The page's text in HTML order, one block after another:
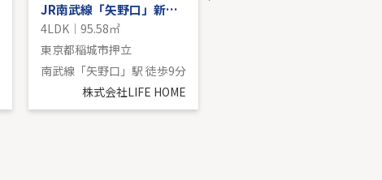
JR南武線「矢野口」新築分譲
4LDK｜95.58㎡
東京都稲城市押立
南武線「矢野口」駅 徒歩9分
株式会社LIFE HOME